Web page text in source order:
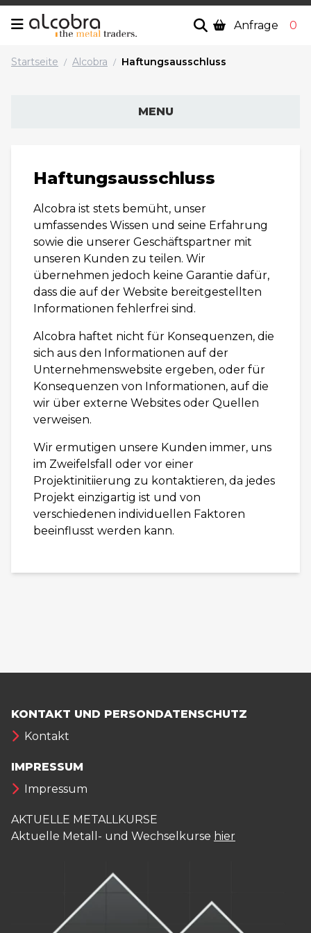
Anfrage 0
Startseite / Alcobra / Haftungsausschluss
MENU
Haftungsausschluss
Alcobra ist stets bemüht, unser
umfassendes Wissen und seine Erfahrung
sowie die unserer Geschäftspartner mit
unseren Kunden zu teilen. Wir
übernehmen jedoch keine Garantie dafür,
dass die auf der Website bereitgestellten
Informationen fehlerfrei sind.
Alcobra haftet nicht für Konsequenzen, die
sich aus den Informationen auf der
Unternehmenswebsite ergeben, oder für
Konsequenzen von Informationen, auf die
wir über externe Websites oder Quellen
verweisen.
Wir ermutigen unsere Kunden immer, uns
im Zweifelsfall oder vor einer
Projektinitiierung zu kontaktieren, da jedes
Projekt einzigartig ist und von
verschiedenen individuellen Faktoren
beeinflusst werden kann.
KONTAKT UND PERSONDATENSCHUTZ
Kontakt
IMPRESSUM
Impressum
AKTUELLE METALLKURSE
Aktuelle Metall- und Wechselkurse hier